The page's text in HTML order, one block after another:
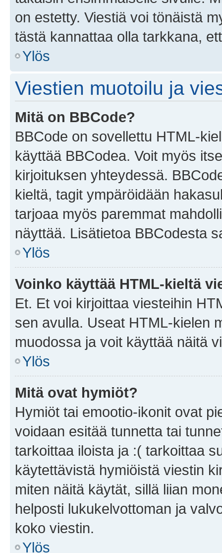
on estetty. Viestiä voi tönäistä
tästä kannattaa olla tarkkana,
Ylös
Viestien muotoilu ja
Mitä on BBCode?
BBCode on sovellettu HTML-
käyttää BBCodea. Voit myös
kirjoituksen yhteydessä.
kieltä, tagit ympäröidään
tarjoaa myös paremmat
näyttää. Lisätietoa BBCodesta
Ylös
Voinko käyttää HTML-kieltä
Et. Et voi kirjoittaa viesteihin
sen avulla. Useat HTML-kielen
muodossa ja voit käyttää näitä
Ylös
Mitä ovat hymiöt?
Hymiöt tai emootio-ikonit ovat
voidaan esitää tunnetta tai
tarkoittaa iloista ja :( tarkoittaa
käytettävistä hymiöistä viestin
miten näitä käytät, sillä liian
helposti lukukelvottoman ja
koko viestin.
Ylös